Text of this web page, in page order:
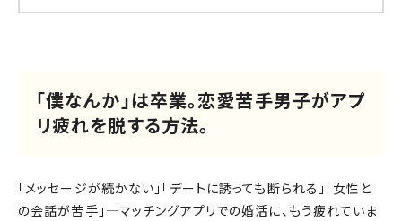
「僕なんか」は卒業。恋愛苦手男子がアプ
リ疲れを脱する方法。
「メッセージが続かない」「デートに誘っても断られる」「女性と
の会話が苦手」―マッチングアプリでの婚活に、もう疲れていま